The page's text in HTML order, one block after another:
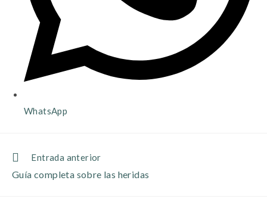
WhatsApp
Entrada anterior
Guía completa sobre las heridas